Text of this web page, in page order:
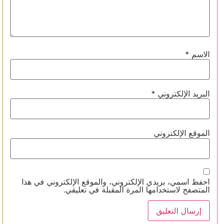
الاسم *
البريد الإلكتروني *
الموقع الإلكتروني
احفظ اسمي، بريدي الإلكتروني، والموقع الإلكتروني في هذا
المتصفح لاستخدامها المرة المقبلة في تعليقي.